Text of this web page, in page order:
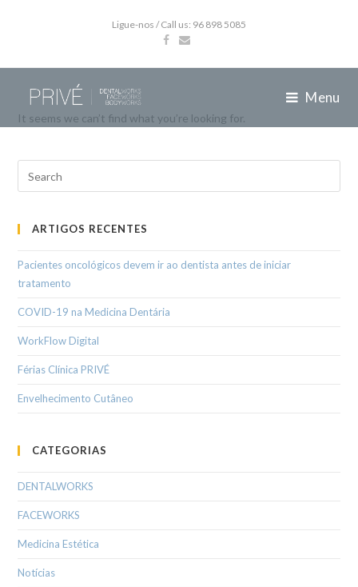
Ligue-nos / Call us: 96 898 5085
Menu
It seems we can’t find what you’re looking for.
ARTIGOS RECENTES
Pacientes oncológicos devem ir ao dentista antes de iniciar
tratamento
COVID-19 na Medicina Dentária
WorkFlow Digital
Férias Clínica PRIVÉ
Envelhecimento Cutâneo
CATEGORIAS
DENTALWORKS
FACEWORKS
Medicina Estética
Notícias